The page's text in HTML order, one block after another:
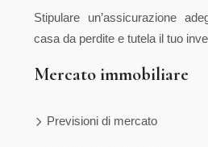
Stipulare un’assicurazione
casa da perdite e tutela il tuo
Mercato immobiliare
Previsioni di mercato